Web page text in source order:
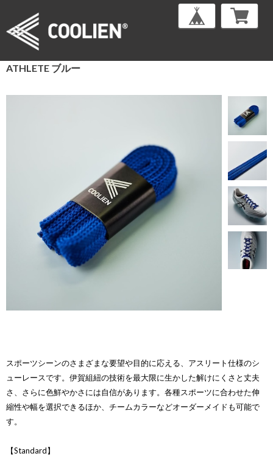
ATHLETE ブルー
スポーツシーンのさまざまな要望や目的に応える、アスリート仕様のシ
ューレースです。伊賀組紐の技術を最大限に生かした解けにくさと丈夫
さ、さらに色鮮やかさには自信があります。各種スポーツに合わせた伸
縮性や幅を選択できるほか、チームカラーなどオーダーメイドも可能で
す。
【Standard】